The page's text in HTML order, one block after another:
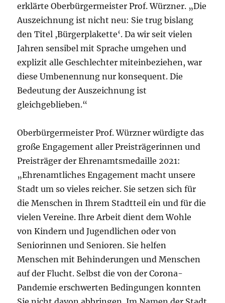
erklärte Oberbürgermeister Prof. Würzner. „Die
Auszeichnung ist nicht neu: Sie trug bislang
den Titel ,Bürgerplakette‘. Da wir seit vielen
Jahren sensibel mit Sprache umgehen und
explizit alle Geschlechter miteinbeziehen, war
diese Umbenennung nur konsequent. Die
Bedeutung der Auszeichnung ist
gleichgeblieben.“
Oberbürgermeister Prof. Würzner würdigte das
große Engagement aller Preisträgerinnen und
Preisträger der Ehrenamtsmedaille 2021:
„Ehrenamtliches Engagement macht unsere
Stadt um so vieles reicher. Sie setzen sich für
die Menschen in Ihrem Stadtteil ein und für die
vielen Vereine. Ihre Arbeit dient dem Wohle
von Kindern und Jugendlichen oder von
Seniorinnen und Senioren. Sie helfen
Menschen mit Behinderungen und Menschen
auf der Flucht. Selbst die von der Corona-
Pandemie erschwerten Bedingungen konnten